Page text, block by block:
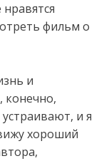
фильм о
и
конечно,
и я
хороший